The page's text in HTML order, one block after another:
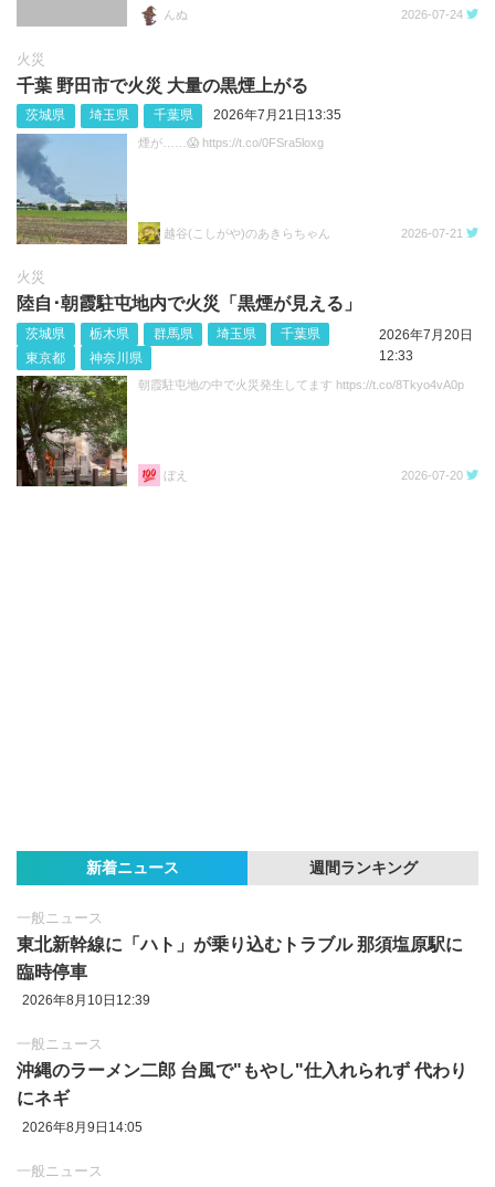
んぬ 2026-07-24
火災
千葉 野田市で火災 大量の黒煙上がる
茨城県 埼玉県 千葉県 2026年7月21日13:35
煙が……😱 https://t.co/0FSra5loxg
越谷(こしがや)のあきらちゃん 2026-07-21
火災
陸自･朝霞駐屯地内で火災「黒煙が見える」
茨城県 栃木県 群馬県 埼玉県
千葉県
東京都
神奈川県
2026年7月20日
12:33
朝霞駐屯地の中で火災発生してます https://t.co/8Tkyo4vA0p
ぼえ 2026-07-20
新着ニュース 週間ランキング
一般ニュース
東北新幹線に「ハト」が乗り込むトラブル 那須塩原駅に
臨時停車
2026年8月10日12:39
一般ニュース
沖縄のラーメン二郎 台風で"もやし"仕入れられず 代わり
にネギ
2026年8月9日14:05
一般ニュース